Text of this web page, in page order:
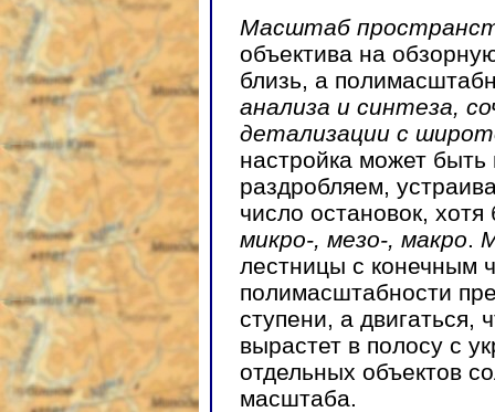
Масштаб
объектива на
близь, а
анализа и синтеза,
детализации с
настройка может
раздробляем,
число остановок,
микро-, мезо-, макро.
лестницы с конечным
полимасштабности
ступени, а двигаться,
вырастет в полосу с
отдельных объектов
масштаба.